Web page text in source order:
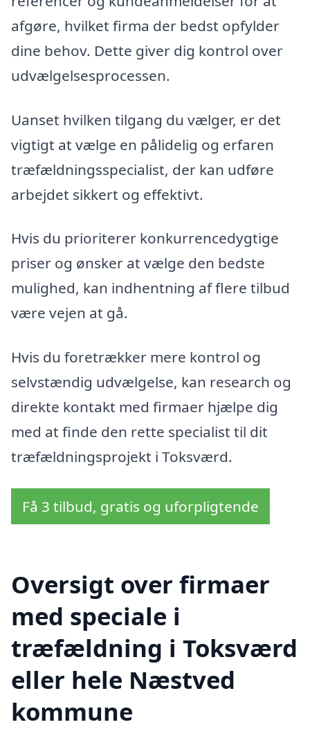
afgøre, hvilket firma der bedst opfylder
dine behov. Dette giver dig kontrol over
udvælgelsesprocessen.
Uanset hvilken tilgang du vælger, er det
vigtigt at vælge en pålidelig og erfaren
træfældningsspecialist, der kan udføre
arbejdet sikkert og effektivt.
Hvis du prioriterer konkurrencedygtige
priser og ønsker at vælge den bedste
mulighed, kan indhentning af flere tilbud
være vejen at gå.
Hvis du foretrækker mere kontrol og
selvstændig udvælgelse, kan research og
direkte kontakt med firmaer hjælpe dig
med at finde den rette specialist til dit
træfældningsprojekt i Toksværd.
Få 3 tilbud, gratis og uforpligtende
Oversigt over firmaer
med speciale i
træfældning i Toksværd
eller hele Næstved
kommune